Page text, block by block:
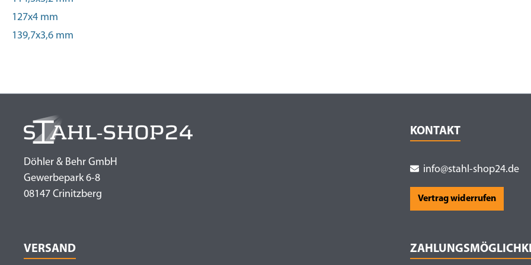
127x4 mm
139,7x3,6 mm
Döhler & Behr GmbH
Gewerbepark 6-8
08147 Crinitzberg
KONTAKT
info@stahl-shop24.de
Vertrag widerrufen
VERSAND